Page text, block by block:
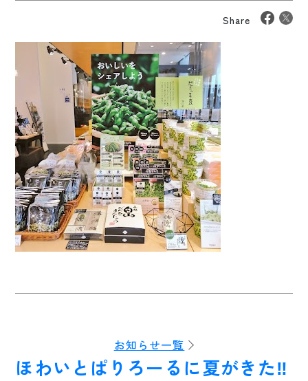
Share
お知らせ一覧
ほわいとぱりろーるに夏がきた‼️